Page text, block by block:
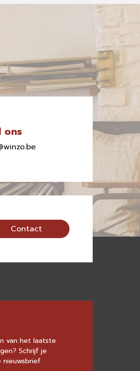
ons
Contact
van het laatste
Schrijf je
nieuwsbrief